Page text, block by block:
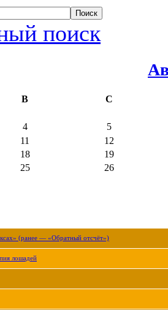
поиск
В С
4
5
11
12
18
19
25
26
(ранее — «Обратный отсчёт»)
лошадей